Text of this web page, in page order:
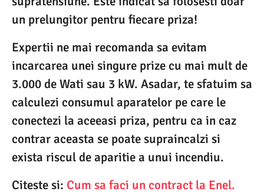
un prelungitor pentru fiecare priza!
Expertii ne mai recomanda sa evitam
incarcarea unei singure prize cu mai mult de
3.000 de Wati sau 3 kW. Asadar, te sfatuim sa
calculezi consumul aparatelor pe care le
conectezi la aceeasi priza, pentru ca in caz
contrar aceasta se poate supraincalzi si
exista riscul de aparitie a unui incendiu.
Citeste si: Cum sa faci un contract la Enel.